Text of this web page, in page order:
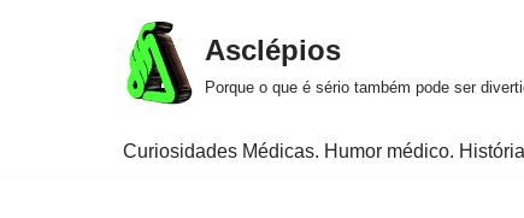
Asclépios
Porque o que é sério também pode ser
Curiosidades Médicas. Humor médico.